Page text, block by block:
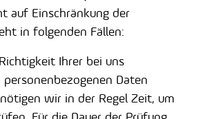
auf Einschränkung der
in folgenden Fällen:
Ihrer bei uns
Daten
wir in der Regel Zeit, um